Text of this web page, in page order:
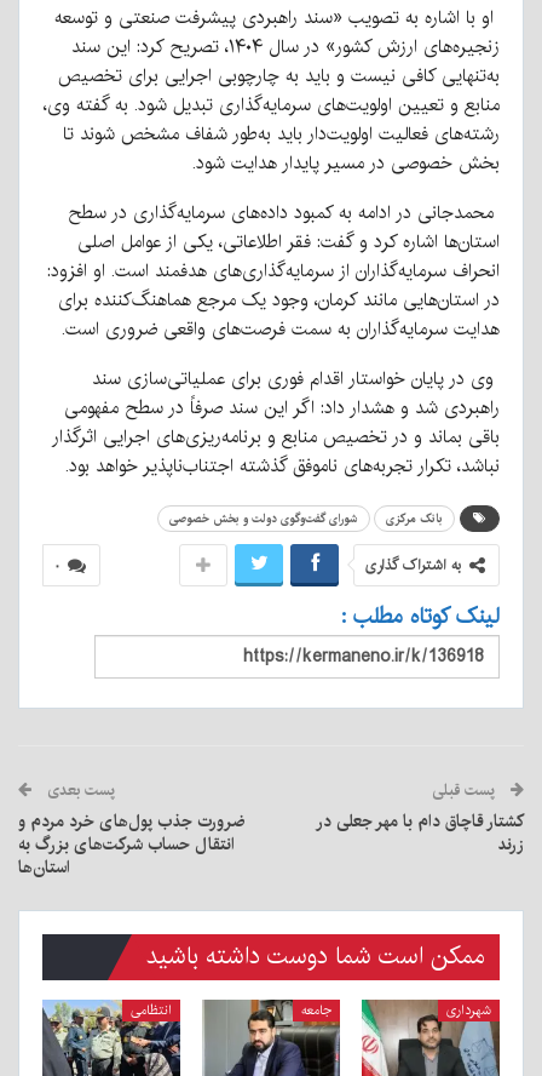
او با اشاره به تصویب «سند راهبردی پیشرفت صنعتی و توسعه
زنجیره‌های ارزش کشور» در سال ۱۴۰۴، تصریح کرد: این سند
به‌تنهایی کافی نیست و باید به چارچوبی اجرایی برای تخصیص
منابع و تعیین اولویت‌های سرمایه‌گذاری تبدیل شود. به گفته وی،
رشته‌های فعالیت اولویت‌دار باید به‌طور شفاف مشخص شوند تا
بخش خصوصی در مسیر پایدار هدایت شود.
محمدجانی در ادامه به کمبود داده‌های سرمایه‌گذاری در سطح
استان‌ها اشاره کرد و گفت: فقر اطلاعاتی، یکی از عوامل اصلی
انحراف سرمایه‌گذاران از سرمایه‌گذاری‌های هدفمند است. او افزود:
در استان‌هایی مانند کرمان، وجود یک مرجع هماهنگ‌کننده برای
هدایت سرمایه‌گذاران به سمت فرصت‌های واقعی ضروری است.
وی در پایان خواستار اقدام فوری برای عملیاتی‌سازی سند
راهبردی شد و هشدار داد: اگر این سند صرفاً در سطح مفهومی
باقی بماند و در تخصیص منابع و برنامه‌ریزی‌های اجرایی اثرگذار
نباشد، تکرار تجربه‌های ناموفق گذشته اجتناب‌ناپذیر خواهد بود.
بانک مرکزی شورای گفت‌وگوی دولت و بخش خصوصی
۰ به اشتراک گذاری
لینک کوتاه مطلب :
پست قبلی
کشتار قاچاق دام با مهر جعلی در
زرند
پست بعدی
ضرورت جذب پول‌های خرد مردم و
انتقال حساب شرکت‌های بزرگ به
استان‌ها
ممکن است شما دوست داشته باشید
شهرداری جامعه انتظامی